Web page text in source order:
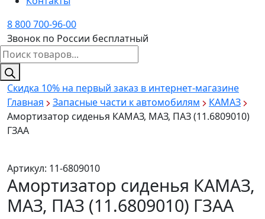
8 800 700-96-00
Звонок по России бесплатный
Поиск
товаров
Скидка 10% на первый заказ в интернет-магазине
Главная
Запасные части к автомобилям
КАМАЗ
Амортизатор сиденья КАМАЗ, МАЗ, ПАЗ (11.6809010)
ГЗАА
Артикул: 11-6809010
Амортизатор сиденья КАМАЗ,
МАЗ, ПАЗ (11.6809010) ГЗАА